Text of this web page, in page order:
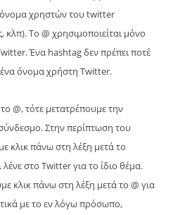
όνομα χρηστών του twitter
κλπ). To @ χρησιμοποιείται μόνο
Ένα hashtag δεν πρέπει ποτέ
ένα όνομα χρήστη Twitter.
@, τότε μετατρέπουμε την
Στην περίπτωση του
κλικ πάνω στη λέξη μετά το
στο Twitter για το ίδιο θέμα.
κλικ πάνω στη λέξη μετά το @ για
με το εν λόγω πρόσωπο,